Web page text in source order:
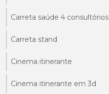
Carreta saúde 4 consultórios
Carreta stand
Cinema itinerante
Cinema itinerante em 3d